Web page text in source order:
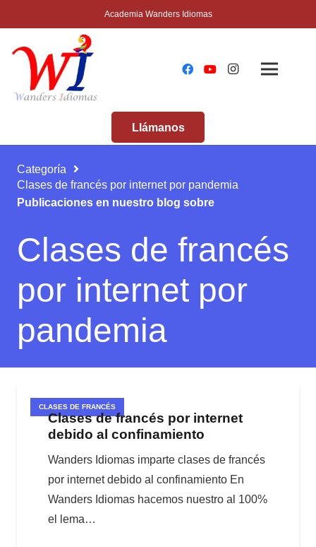
Academia Wanders Idiomas
Llámanos
Categoría
Clases de francés por internet por pandemia
Publicaciones en nuestro blog sobre
Clases de francés
por internet por
pandemia
CLASES DE FRANCÉS
Clases de francés por internet
debido al confinamiento
Wanders Idiomas imparte clases de francés
por internet debido al confinamiento En
Wanders Idiomas hacemos nuestro al 100%
el lema…